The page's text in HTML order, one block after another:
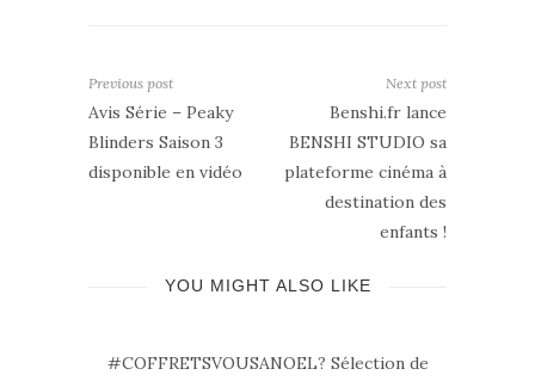
Previous post
Avis Série – Peaky
Blinders Saison 3
disponible en vidéo
Next post
Benshi.fr lance
BENSHI STUDIO sa
plateforme cinéma à
destination des
enfants !
YOU MIGHT ALSO LIKE
#COFFRETSVOUSANOEL? Sélection de